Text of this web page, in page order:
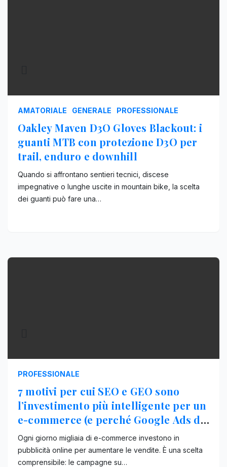
AMATORIALE GENERALE PROFESSIONALE
Oakley Maven D3O Gloves Blackout: i
guanti MTB con protezione D3O per
trail, enduro e downhill
Quando si affrontano sentieri tecnici, discese
impegnative o lunghe uscite in mountain bike, la scelta
dei guanti può fare una…
PROFESSIONALE
7 motivi per cui SEO e GEO sono
l’investimento più intelligente per un
e-commerce (e perché Google Ads da
solo non basta)
Ogni giorno migliaia di e-commerce investono in
pubblicità online per aumentare le vendite. È una scelta
comprensibile: le campagne su…